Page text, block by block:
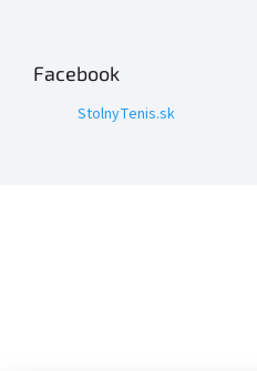
Facebook
StolnyTenis.sk